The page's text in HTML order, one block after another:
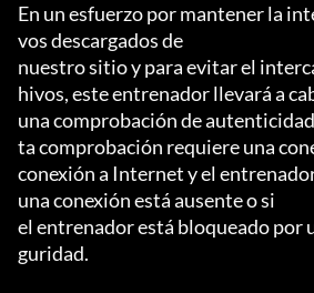
En un esfuerzo por mantener la
vos descargados de
nuestro sitio y para evitar el
hivos, este entrenador llevará a
una comprobación de
ta comprobación requiere una
conexión a Internet y el
una conexión está ausente o si
el entrenador está bloqueado por
guridad.